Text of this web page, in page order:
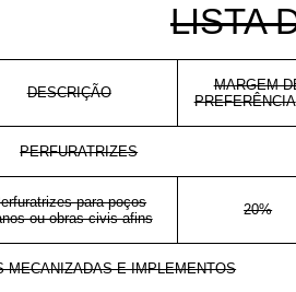
LISTA
DESCRIÇÃO
MARGEM
PREFERÊNCIA
PERFURATRIZES
para poços
ou obras civis afins
20%
MECANIZADAS E IMPLEMENTOS